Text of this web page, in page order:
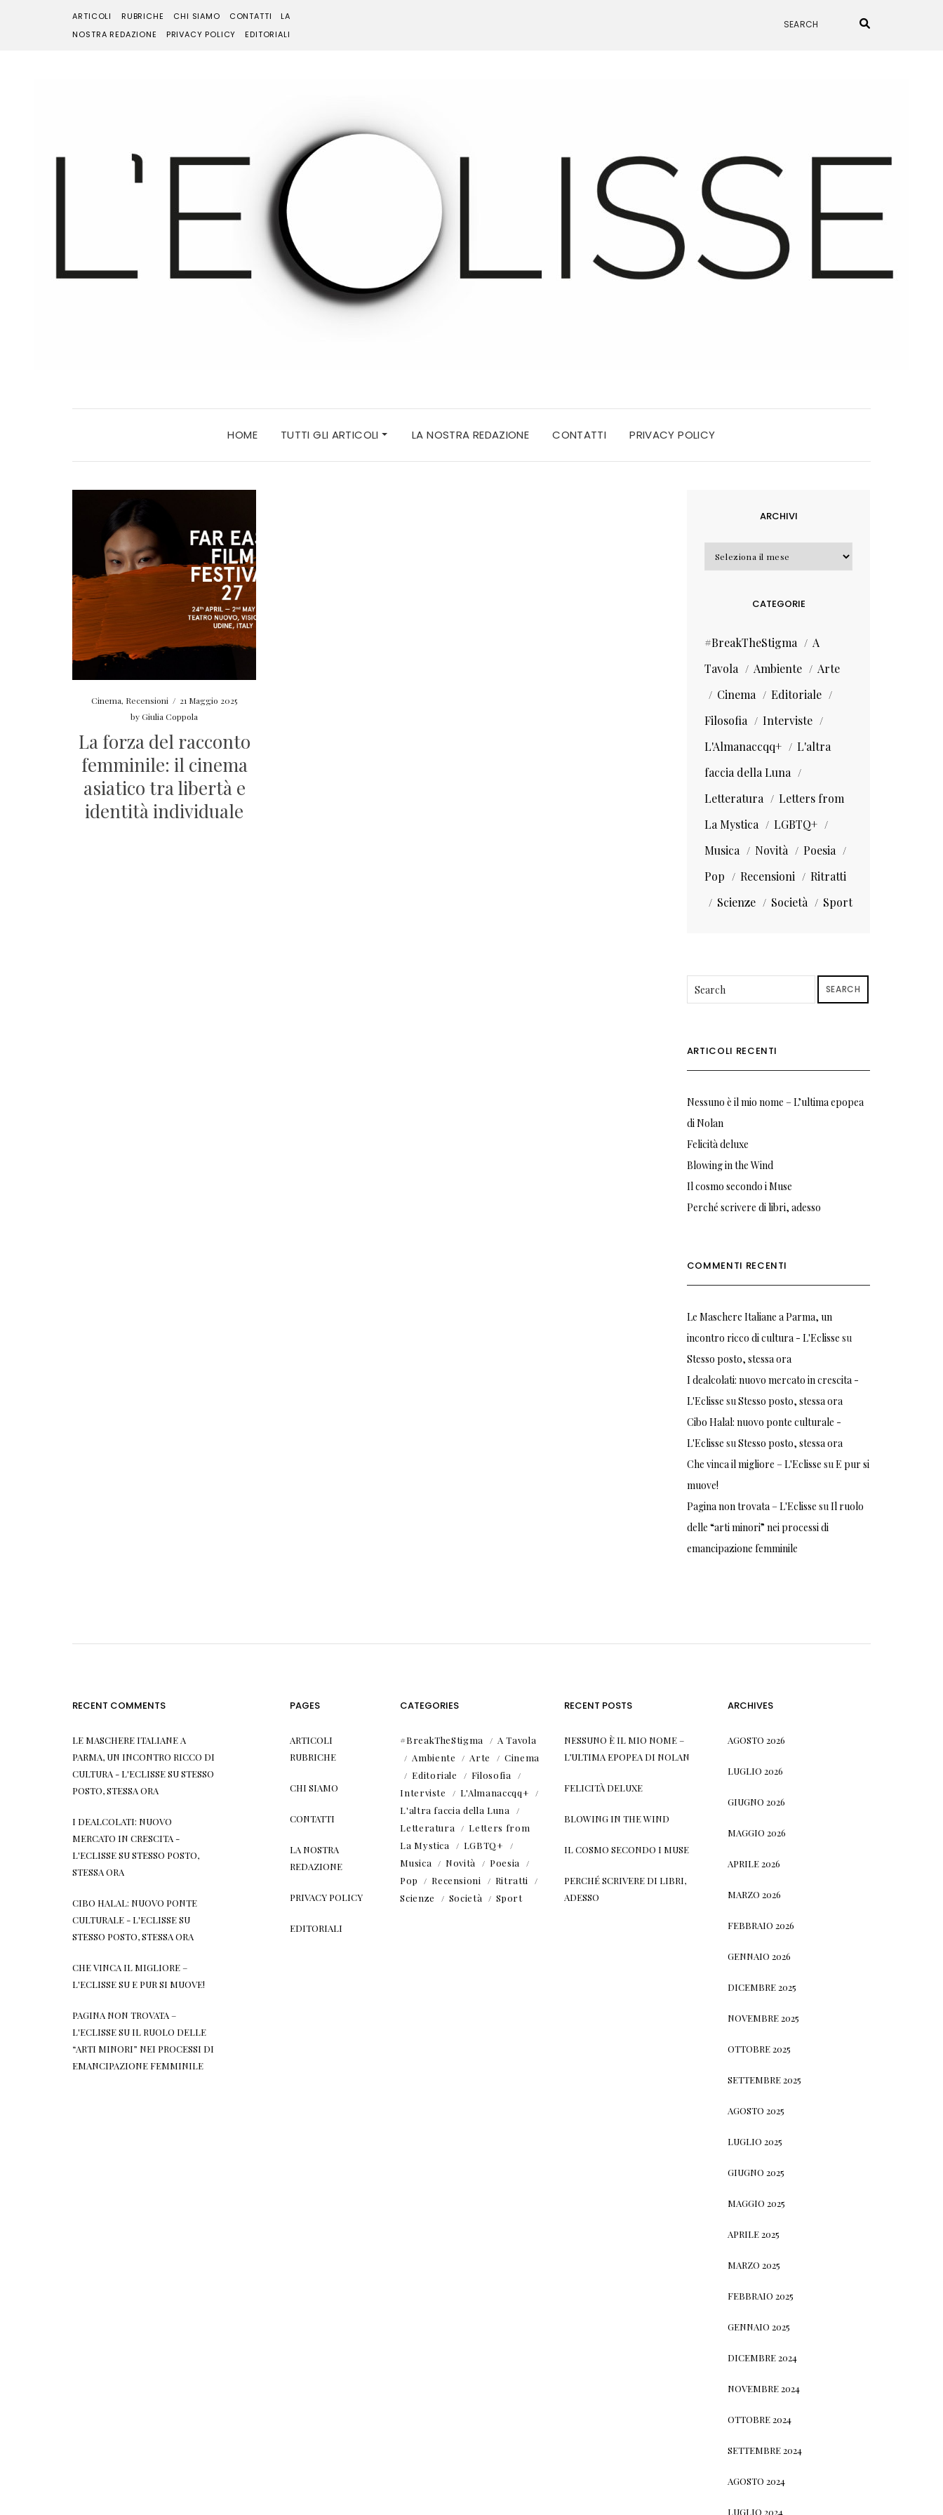
ARTICOLI RUBRICHE CHI SIAMO CONTATTI
LA
NOSTRA REDAZIONE
PRIVACY POLICY EDITORIALI
HOME TUTTI GLI ARTICOLI LA NOSTRA REDAZIONE CONTATTI PRIVACY POLICY
Cinema, Recensioni / 21 Maggio 2025
byGiulia Coppola
La forza del racconto
femminile: il cinema
asiatico tra libertà e
identità individuale
ARCHIVI
Archivi
CATEGORIE
#BreakTheStigma
A
Tavola
Ambiente
Arte
Cinema
Editoriale
Filosofia
Interviste
L'Almanaccqq+
L'altra
faccia della Luna
Letteratura
Letters from
La Mystica
LGBTQ+
Musica
Novità
Poesia
Pop
Recensioni
Ritratti
Scienze
Società Sport
SEARCH
ARTICOLI RECENTI
Nessuno è il mio nome – L’ultima epopea
di Nolan
Felicità deluxe
Blowing in the Wind
Il cosmo secondo i Muse
Perché scrivere di libri, adesso
COMMENTI RECENTI
Le Maschere Italiane a Parma, un
incontro ricco di cultura - L'Eclisse su
Stesso posto, stessa ora
I dealcolati: nuovo mercato in crescita -
L'Eclisse suStesso posto, stessa ora
Cibo Halal: nuovo ponte culturale -
L'Eclisse suStesso posto, stessa ora
Che vinca il migliore – L'Eclisse suE pur si
muove!
Pagina non trovata – L'Eclisse suIl ruolo
delle “arti minori” nei processi di
emancipazione femminile
RECENT COMMENTS
LE MASCHERE ITALIANE A
PARMA, UN INCONTRO RICCO DI
CULTURA - L'ECLISSESUSTESSO
POSTO, STESSA ORA
I DEALCOLATI: NUOVO
MERCATO IN CRESCITA -
L'ECLISSESUSTESSO POSTO,
STESSA ORA
CIBO HALAL: NUOVO PONTE
CULTURALE - L'ECLISSESU
STESSO POSTO, STESSA ORA
CHE VINCA IL MIGLIORE –
L'ECLISSESU E PUR SI MUOVE!
PAGINA NON TROVATA –
L'ECLISSESU IL RUOLO DELLE
“ARTI MINORI” NEI PROCESSI DI
EMANCIPAZIONE FEMMINILE
PAGES
ARTICOLI
RUBRICHE
CHI SIAMO
CONTATTI
LA NOSTRA
REDAZIONE
PRIVACY POLICY
EDITORIALI
CATEGORIES
#BreakTheStigma
A Tavola
Ambiente
Arte
Cinema
Editoriale
Filosofia
Interviste
L'Almanaccqq+
L'altra faccia della Luna
Letteratura
Letters from
La Mystica
LGBTQ+
Musica
Novità
Poesia
Pop
Recensioni
Ritratti
Scienze
Società Sport
RECENT POSTS
NESSUNO È IL MIO NOME –
L’ULTIMA EPOPEA DI NOLAN
FELICITÀ DELUXE
BLOWING IN THE WIND
IL COSMO SECONDO I MUSE
PERCHÉ SCRIVERE DI LIBRI,
ADESSO
ARCHIVES
AGOSTO 2026
LUGLIO 2026
GIUGNO 2026
MAGGIO 2026
APRILE 2026
MARZO 2026
FEBBRAIO 2026
GENNAIO 2026
DICEMBRE 2025
NOVEMBRE 2025
OTTOBRE 2025
SETTEMBRE 2025
AGOSTO 2025
LUGLIO 2025
GIUGNO 2025
MAGGIO 2025
APRILE 2025
MARZO 2025
FEBBRAIO 2025
GENNAIO 2025
DICEMBRE 2024
NOVEMBRE 2024
OTTOBRE 2024
SETTEMBRE 2024
AGOSTO 2024
LUGLIO 2024